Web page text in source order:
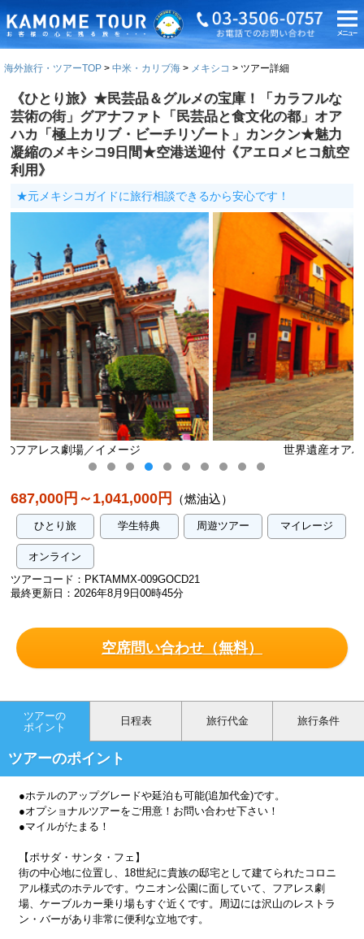
海外旅行・ツアーTOP 中米・カリブ海 メキシコ ツアー詳細
《ひとり旅》★民芸品＆グルメの宝庫！「カラフルな
芸術の街」グアナファト「民芸品と食文化の都」オア
ハカ「極上カリブ・ビーチリゾート」カンクン★魅力
凝縮のメキシコ9日間★空港送迎付《アエロメヒコ航空
利用》
★元メキシコガイドに旅行相談できるから安心です！
世界遺産オアハカの街並み／イメージ
687,000円～1,041,000円 （燃油込）
ひとり旅 学生特典 周遊ツアー マイレージ
オンライン
ツアーコード：PKTAMMX-009GOCD21
最終更新日：2026年8月9日00時45分
空席問い合わせ（無料）
ツアーの
ポイント
日程表 旅行代金 旅行条件
ツアーのポイント
●ホテルのアップグレードや延泊も可能(追加代金)です。
●オプショナルツアーをご用意！お問い合わせ下さい！
●マイルがたまる！
【ポサダ・サンタ・フェ】
街の中心地に位置し、18世紀に貴族の邸宅として建てられたコロニ
アル様式のホテルです。ウニオン公園に面していて、フアレス劇
場、ケーブルカー乗り場もすぐ近くです。周辺には沢山のレストラ
ン・バーがあり非常に便利な立地です。